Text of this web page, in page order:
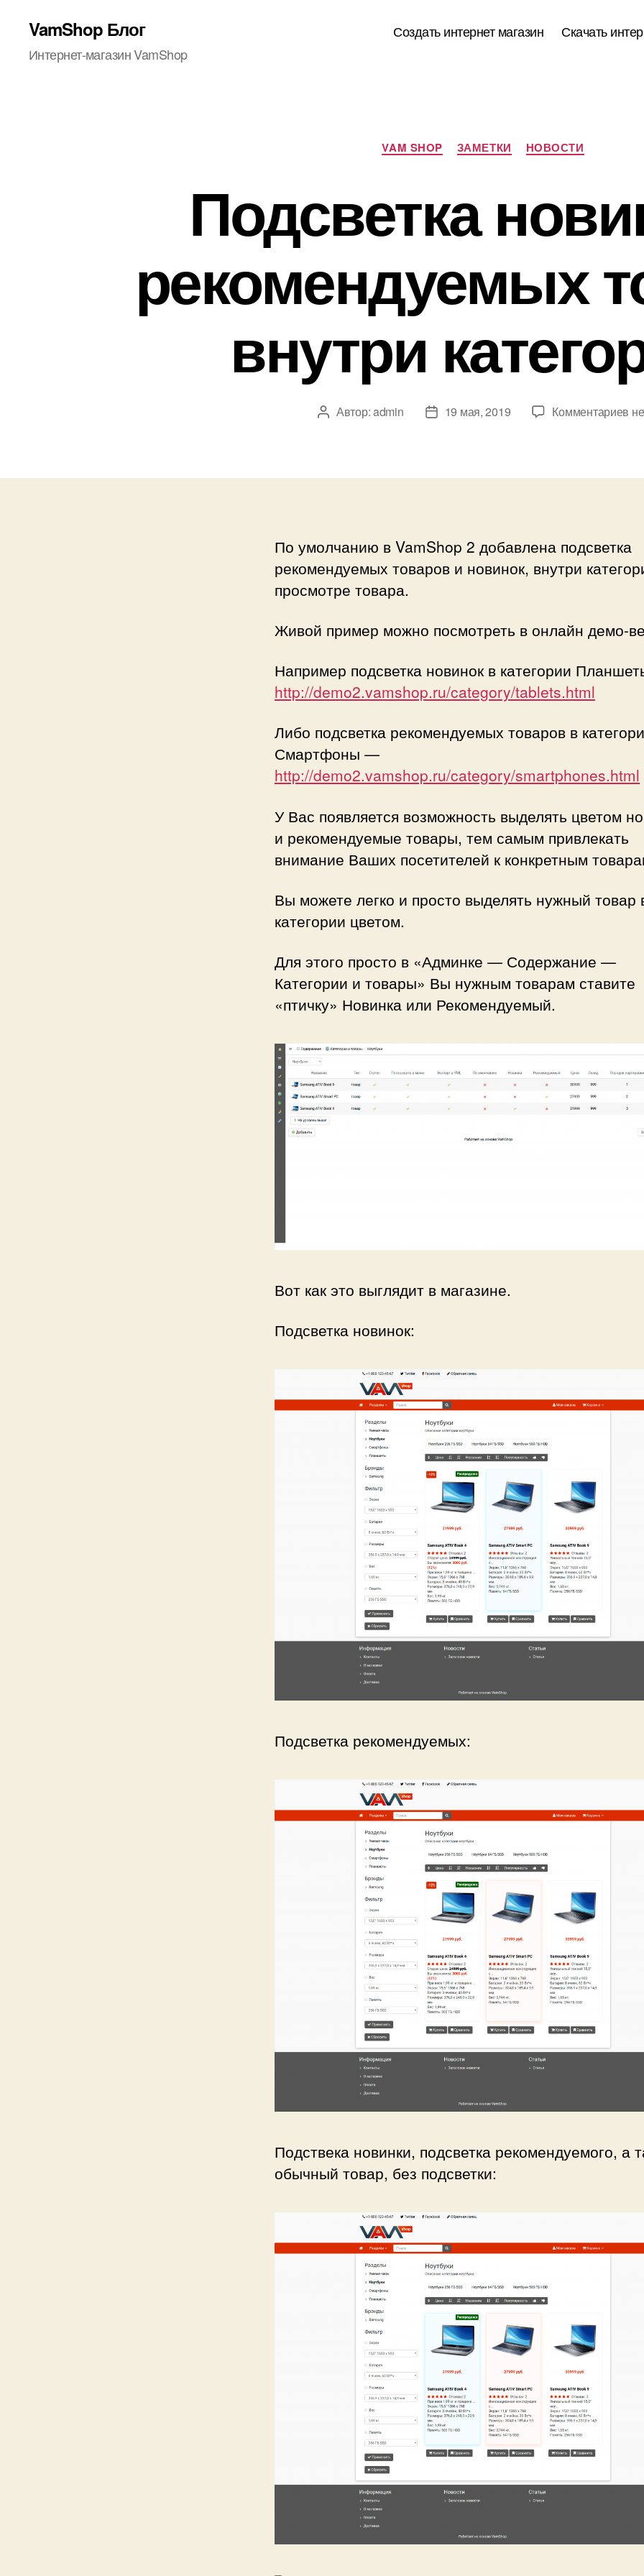
VamShop Блог
Интернет-магазин VamShop
Создать интернет магазин Скачать
Рубрики
VAM SHOP ЗАМЕТКИ НОВОСТИ
Подсветка
рекомендуемых
внутри
Автор
Автор:admin
Дата19 мая, 2019 Комментариев к
и
По умолчанию в VamShop 2 добавлена подсветка
рекомендуемых товаров и новинок, внутри
просмотре товара.
Живой пример можно посмотреть в онлайн демо-
Например подсветка новинок в категории
http://demo2.vamshop.ru/category/tablets.html
Либо подсветка рекомендуемых товаров в
Смартфоны —
http://demo2.vamshop.ru/category/smartphones.html
У Вас появляется возможность выделять цветом
и рекомендуемые товары, тем самым привлекать
внимание Ваших посетителей к конкретным
Вы можете легко и просто выделять нужный товар
категории цветом.
Для этого просто в «Админке — Содержание —
Категории и товары» Вы нужным товарам ставите
«птичку» Новинка или Рекомендуемый.
Вот как это выглядит в магазине.
Подсветка новинок:
Подсветка рекомендуемых:
Подствека новинки, подсветка рекомендуемого, а
обычный товар, без подсветки: